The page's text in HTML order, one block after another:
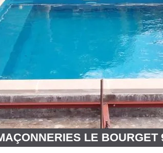
LE BOURGET